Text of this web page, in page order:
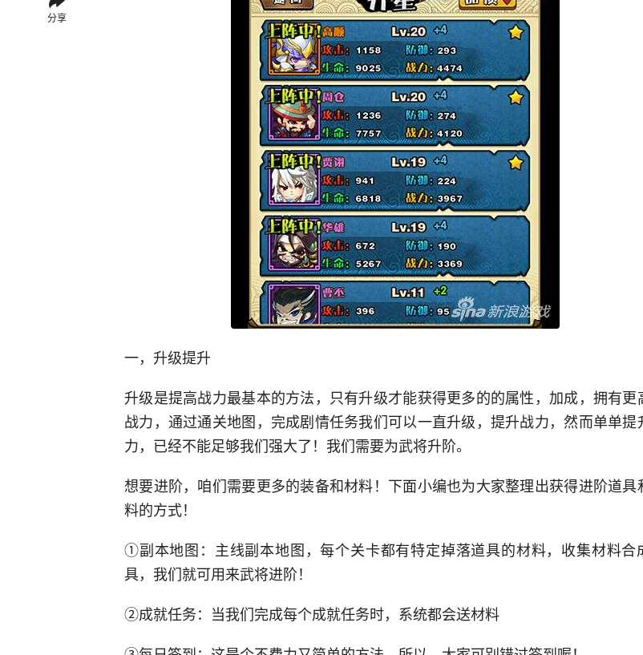
分享
一，升级提升
升级是提高战力最基本的方法，只有升级才能获得更多的的属性，加成，拥有更
战力，通过通关地图，完成剧情任务我们可以一直升级，提升战力，然而单单提
力，已经不能足够我们强大了！我们需要为武将升阶。
想要进阶，咱们需要更多的装备和材料！下面小编也为大家整理出获得进阶道具
料的方式！
①副本地图：主线副本地图，每个关卡都有特定掉落道具的材料，收集材料合
具，我们就可用来武将进阶！
②成就任务：当我们完成每个成就任务时，系统都会送材料